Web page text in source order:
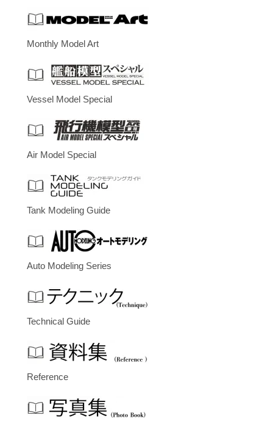
Monthly Model Art
Vessel Model Special
Air Model Special
Tank Modeling Guide
Auto Modeling Series
Technical Guide
Reference